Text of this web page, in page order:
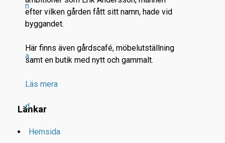
n
a
d
efter vilken gården fått sitt namn, hade vid
byggandet.
Här finns även gårdscafé, möbelutställning
samt en butik med nytt och gammalt.
Läs mera
Länkar
Hemsida